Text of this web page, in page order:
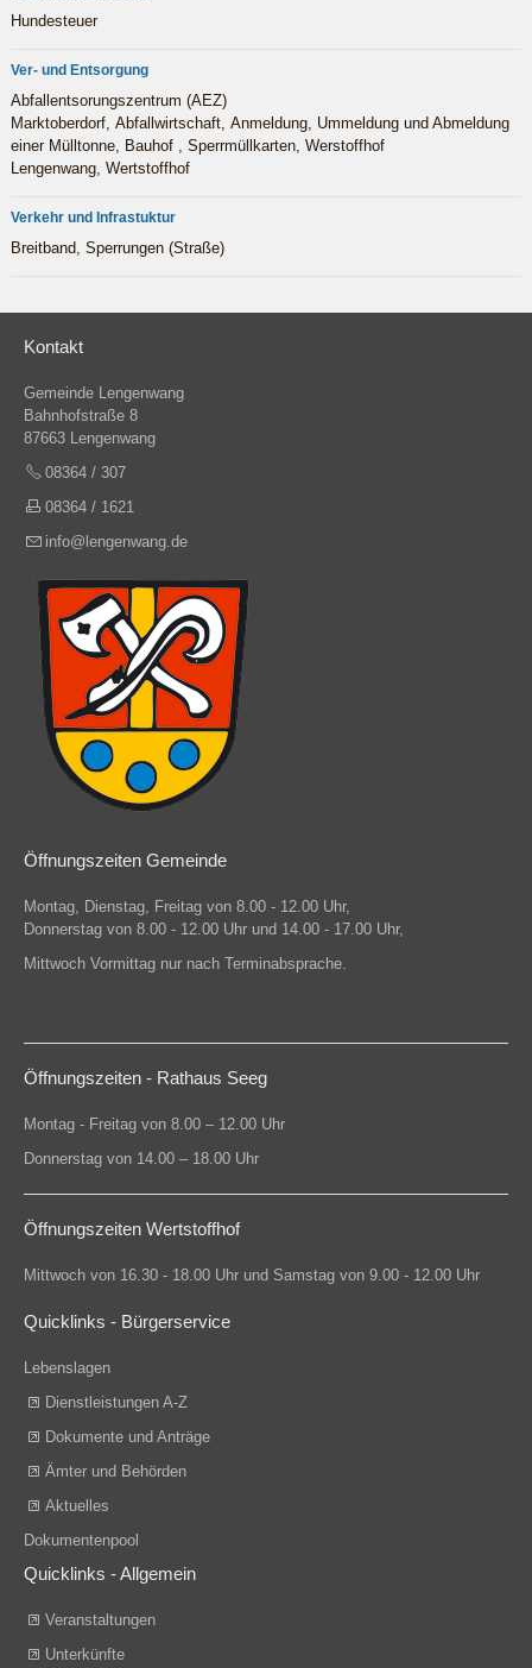
Hundesteuer
Ver- und Entsorgung
Abfallentsorungszentrum (AEZ)
Marktoberdorf, Abfallwirtschaft, Anmeldung, Ummeldung und Abmeldung
einer Mülltonne, Bauhof , Sperrmüllkarten, Werstoffhof
Lengenwang, Wertstoffhof
Verkehr und Infrastuktur
Breitband, Sperrungen (Straße)
Kontakt
Gemeinde Lengenwang
Bahnhofstraße 8
87663 Lengenwang
08364 / 307
08364 / 1621
info@lengenwang.de
Öffnungszeiten Gemeinde
Montag, Dienstag, Freitag von 8.00 - 12.00 Uhr,
Donnerstag von 8.00 - 12.00 Uhr und 14.00 - 17.00 Uhr,
Mittwoch Vormittag nur nach Terminabsprache.
Öffnungszeiten - Rathaus Seeg
Montag - Freitag von 8.00 – 12.00 Uhr
Donnerstag von 14.00 – 18.00 Uhr
Öffnungszeiten Wertstoffhof
Mittwoch von 16.30 - 18.00 Uhr und Samstag von 9.00 - 12.00 Uhr
Quicklinks - Bürgerservice
Lebenslagen
Dienstleistungen A-Z
Dokumente und Anträge
Ämter und Behörden
Aktuelles
Dokumentenpool
Quicklinks - Allgemein
Veranstaltungen
Unterkünfte